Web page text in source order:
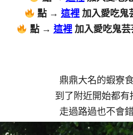
點 →這裡加入愛吃鬼
點 → 這裡加入愛吃鬼芸
鼎鼎大名的蝦寮
到了附近開始都有
走過路過也不會